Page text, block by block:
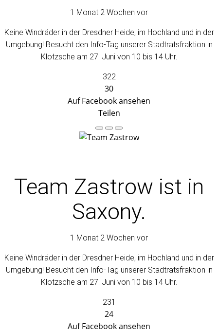
1 Monat 2 Wochen vor
Keine Windräder in der Dresdner Heide, im Hochland und in der
Umgebung! Besucht den Info-Tag unserer Stadtratsfraktion in
Klotzsche am 27. Juni von 10 bis 14 Uhr.
322
30
Auf Facebook ansehen
Teilen
Team Zastrow ist in
Saxony.
1 Monat 2 Wochen vor
Keine Windräder in der Dresdner Heide, im Hochland und in der
Umgebung! Besucht den Info-Tag unserer Stadtratsfraktion in
Klotzsche am 27. Juni von 10 bis 14 Uhr.
231
24
Auf Facebook ansehen